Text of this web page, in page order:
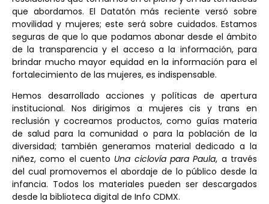
que abordamos. El Datatón más reciente versó sobre
movilidad y mujeres; este será sobre cuidados. Estamos
seguras de que lo que podamos abonar desde el ámbito
de la transparencia y el acceso a la información, para
brindar mucho mayor equidad en la información para el
fortalecimiento de las mujeres, es indispensable.
Hemos desarrollado acciones y políticas de apertura
institucional. Nos dirigimos a mujeres cis y trans en
reclusión y cocreamos productos, como guías materia
de salud para la comunidad o para la población de la
diversidad; también generamos material dedicado a la
niñez, como el cuento Una ciclovía para Paula, a través
del cual promovemos el abordaje de lo público desde la
infancia. Todos los materiales pueden ser descargados
desde la biblioteca digital de Info CDMX.